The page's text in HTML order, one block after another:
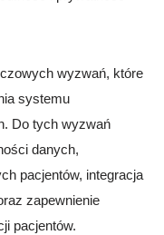
wyzwań, które
systemu
Do tych wyzwań
danych,
pacjentów, integracja
zapewnienie
pacjentów.